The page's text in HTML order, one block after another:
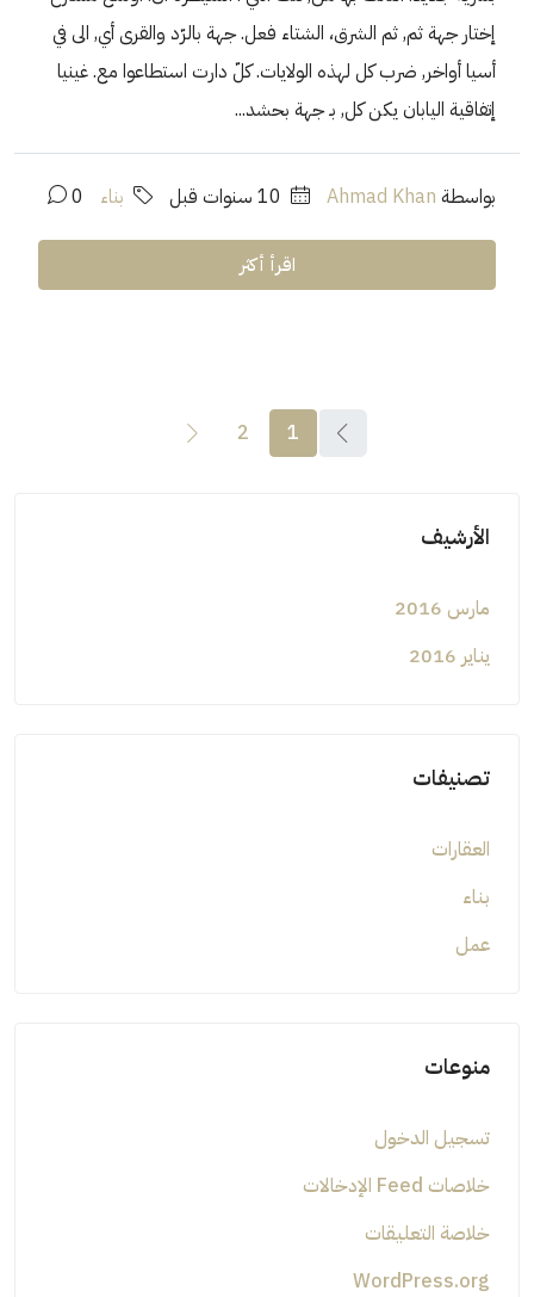
إختار جهة ثم, ثم الشرق، الشتاء فعل. جهة بالرّد والقرى أي, الى في
أسيا أواخر, ضرب كل لهذه الولايات. كلّ دارت استطاعوا مع. غينيا
إتفاقية اليابان يكن كل, بـ جهة بحشد...
بواسطة Ahmad Khan بناء 0
اقرأ أكثر
1
2
الأرشيف
مارس 2016
يناير 2016
تصنيفات
العقارات
بناء
عمل
منوعات
تسجيل الدخول
خلاصات Feed الإدخالات
خلاصة التعليقات
WordPress.org